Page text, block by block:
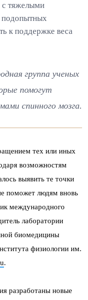
с тяжелыми
к поддержке веса
группа ученых
помогут
спинного мозга.
тех или иных
возможностям
выявить те точки
поможет людям вновь
международного
лаборатории
биомедицины
физиологии им.
.
разработаны новые